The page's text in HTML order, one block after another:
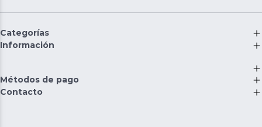
Categorías
Información
Métodos de pago
Contacto